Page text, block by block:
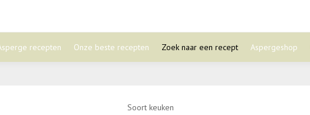
recepten Onze beste recepten Zoek naar een recept Aspergeshop
Soort keuken